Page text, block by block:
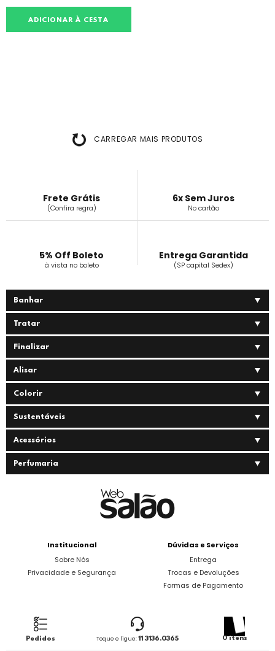
ADICIONAR À CESTA
CARREGAR MAIS PRODUTOS
Frete Grátis
(Confira regra)
6x Sem Juros
No cartão
5% Off Boleto
à vista no boleto
Entrega Garantida
(SP capital Sedex)
Banhar
Tratar
Finalizar
Alisar
Colorir
Sustentáveis
Acessórios
Perfumaria
Institucional
Sobre Nós
Privacidade e Segurança
Dúvidas e Serviços
Entrega
Trocas e Devoluções
Formas de Pagamento
Pedidos Toque e ligue:11 3136.0365 0 itens